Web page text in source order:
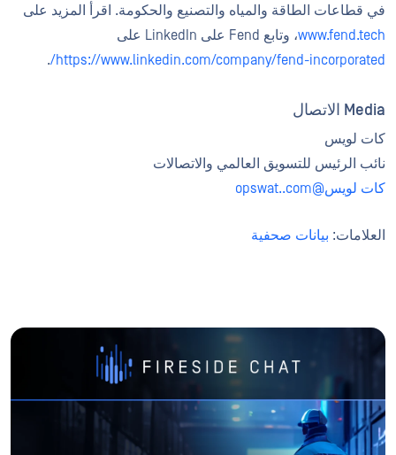
في قطاعات الطاقة والمياه والتصنيع والحكومة. اقرأ المزيد على
www.fend.tech، وتابع Fend على LinkedIn على
https://www.linkedin.com/company/fend-incorporated/
.
Media الاتصال
كات لويس
نائب الرئيس للتسويق العالمي والاتصالات
كات لويس@opswat..com
العلامات: بيانات صحفية